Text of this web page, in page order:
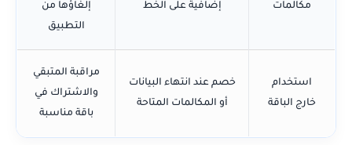
مكالمات
إضافية على الخط
إلغاؤها من
التطبيق
استخدام
خارج الباقة
خصم عند انتهاء البيانات
أو المكالمات المتاحة
مراقبة المتبقي
والاشتراك في
باقة مناسبة